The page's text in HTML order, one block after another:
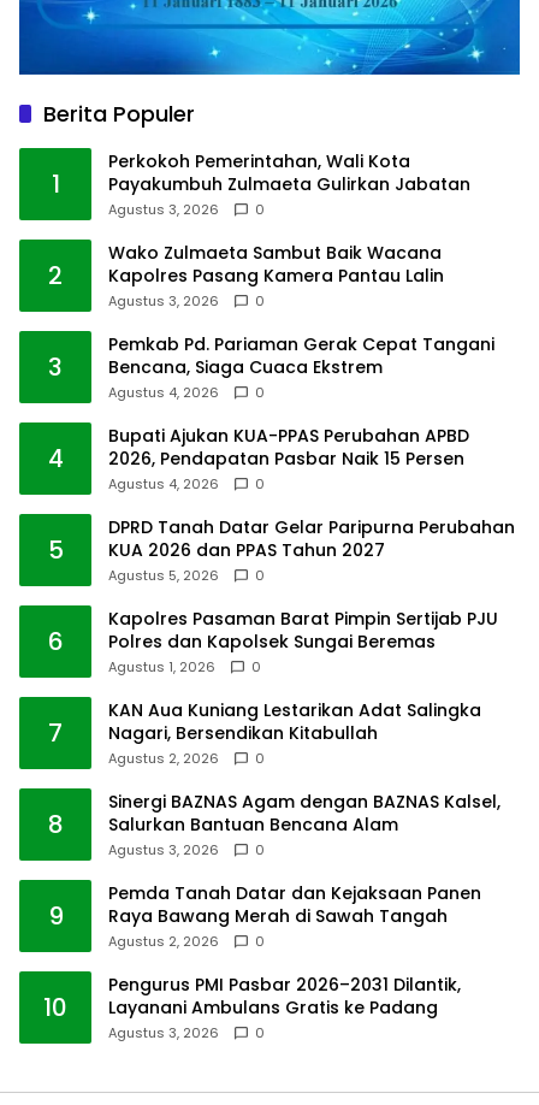
Berita Populer
1
Perkokoh Pemerintahan, Wali Kota
Payakumbuh Zulmaeta Gulirkan Jabatan
Agustus 3, 2026 0
2
Wako Zulmaeta Sambut Baik Wacana
Kapolres Pasang Kamera Pantau Lalin
Agustus 3, 2026 0
3
Pemkab Pd. Pariaman Gerak Cepat Tangani
Bencana, Siaga Cuaca Ekstrem
Agustus 4, 2026 0
4
Bupati Ajukan KUA-PPAS Perubahan APBD
2026, Pendapatan Pasbar Naik 15 Persen
Agustus 4, 2026 0
5
DPRD Tanah Datar Gelar Paripurna Perubahan
KUA 2026 dan PPAS Tahun 2027
Agustus 5, 2026 0
6
Kapolres Pasaman Barat Pimpin Sertijab PJU
Polres dan Kapolsek Sungai Beremas
Agustus 1, 2026 0
7
KAN Aua Kuniang Lestarikan Adat Salingka
Nagari, Bersendikan Kitabullah
Agustus 2, 2026 0
8
Sinergi BAZNAS Agam dengan BAZNAS Kalsel,
Salurkan Bantuan Bencana Alam
Agustus 3, 2026 0
9
Pemda Tanah Datar dan Kejaksaan Panen
Raya Bawang Merah di Sawah Tangah
Agustus 2, 2026 0
10
Pengurus PMI Pasbar 2026–2031 Dilantik,
Layanani Ambulans Gratis ke Padang
Agustus 3, 2026 0